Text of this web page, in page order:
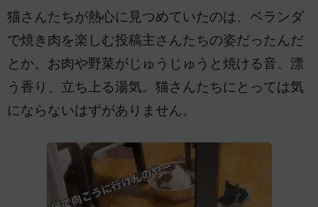
猫さんたちが熱心に見つめていたのは、ベランダ
で焼き肉を楽しむ投稿主さんたちの姿だったんだ
とか。お肉や野菜がじゅうじゅうと焼ける音、漂
う香り、立ち上る湯気。猫さんたちにとっては気
にならないはずがありません。